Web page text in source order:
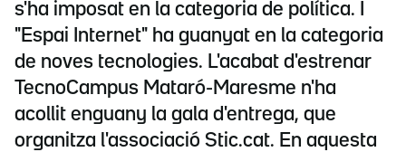
s'ha imposat en la categoria de política. I
"Espai Internet" ha guanyat en la categoria
de noves tecnologies. L'acabat d'estrenar
TecnoCampus Mataró-Maresme n'ha
acollit enguany la gala d'entrega, que
organitza l'associació Stic.cat. En aquesta